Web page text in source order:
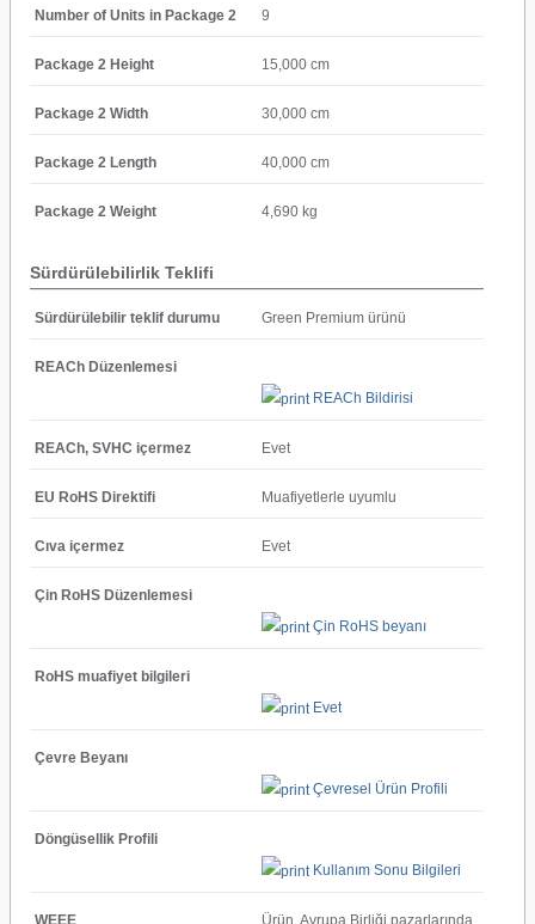
Number of Units in Package 2 9
Package 2 Height 15,000 cm
Package 2 Width 30,000 cm
Package 2 Length 40,000 cm
Package 2 Weight 4,690 kg
Sürdürülebilirlik Teklifi
Sürdürülebilir teklif durumu Green Premium ürünü
REACh Düzenlemesi
REACh Bildirisi
REACh, SVHC içermez Evet
EU RoHS Direktifi Muafiyetlerle uyumlu
Cıva içermez Evet
Çin RoHS Düzenlemesi
Çin RoHS beyanı
RoHS muafiyet bilgileri
Evet
Çevre Beyanı
Çevresel Ürün Profili
Döngüsellik Profili
Kullanım Sonu Bilgileri
WEEE
Ürün, Avrupa Birliği pazarlarında